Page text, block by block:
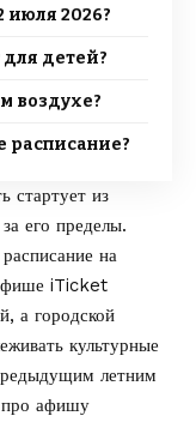
июля 2026?
детей?
воздухе?
расписание?
стартует из
его пределы.
на
iTicket
а городской
культурные
летним
про афишу